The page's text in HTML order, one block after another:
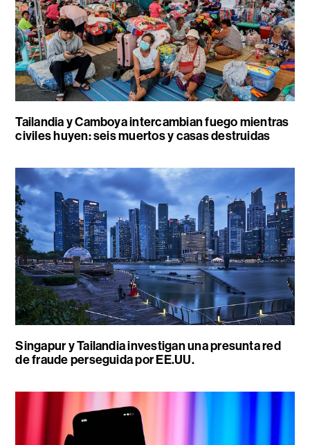
Tailandia y Camboya intercambian fuego mientras
civiles huyen: seis muertos y casas destruidas
Singapur y Tailandia investigan una presunta red
de fraude perseguida por EE.UU.